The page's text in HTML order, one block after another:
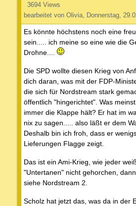
3694 Views
bearbeitet von Olivia, Donnerstag,
Es könnte höchstens noch eine
sein..... ich meine so eine wie die
Drohne....
Die SPD wollte diesen Krieg von
dich daran, was mit der FDP-
die sich für Nordstream stark
öffentlich "hingerichtet". Was
immer die Klappe hält? Er hat im
nix zu sagen..... also läßt er dem
Deshalb bin ich froh, dass er
Lieferungen Flagge zeigt.
Das ist ein Ami-Krieg, wie jeder
"Untertanen" nicht gehorchen,
siehe Nordstream 2.
Scholz hat jetzt das, was da in der